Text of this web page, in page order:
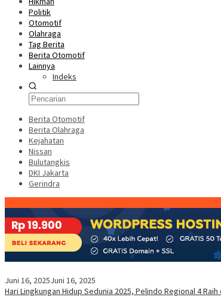
Politik
Otomotif
Olahraga
Tag Berita
Berita Otomotif
Lainnya
Indeks
Berita Otomotif
Berita Olahraga
Kejahatan
Nissan
Bulutangkis
DKI Jakarta
Gerindra
Juni 16, 2025Juni 16, 2025
Hari Lingkungan Hidup Sedunia 2025, Pelindo Regional 4 Raih